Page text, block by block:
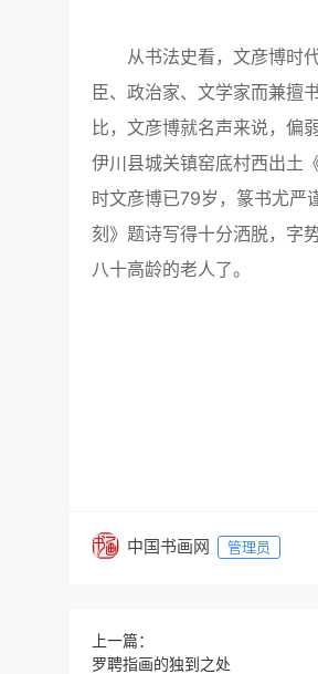
从书法史看，文彦博时代
臣、政治家、文学家而兼擅
比，文彦博就名声来说，偏
伊川县城关镇窑底村西出土
时文彦博已79岁，篆书尤严
刻》题诗写得十分洒脱，字
八十高龄的老人了。
中国书画网 管理员
上一篇：
罗聘指画的独到之处